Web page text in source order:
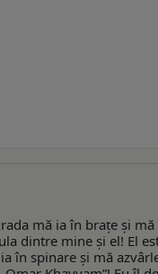
mă ia în braţe şi
dintre mine şi el! El
în spinare şi mă